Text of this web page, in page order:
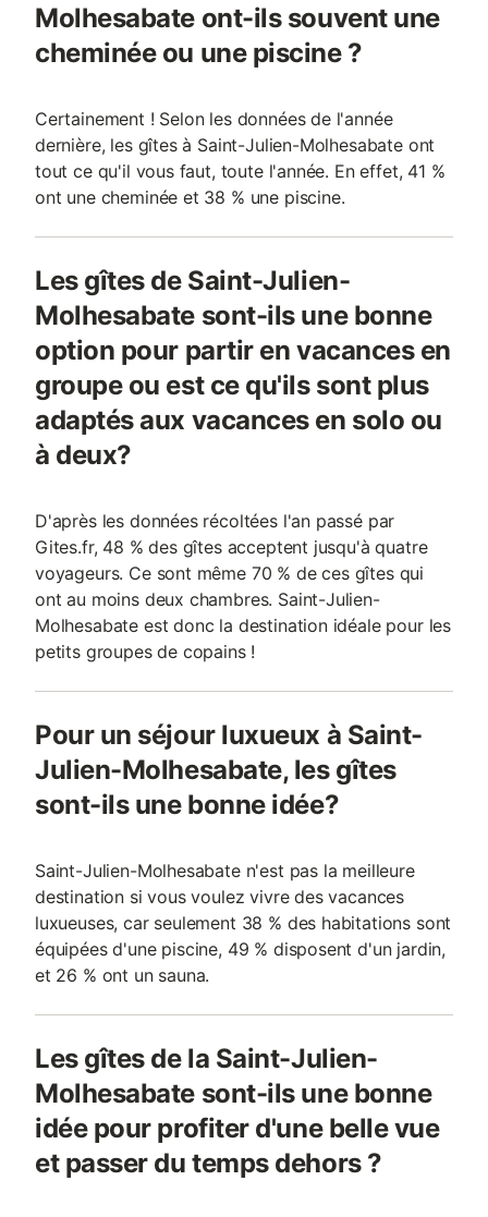
Molhesabate ont-ils souvent une
cheminée ou une piscine ?
Certainement ! Selon les données de l'année
dernière, les gîtes à Saint-Julien-Molhesabate ont
tout ce qu'il vous faut, toute l'année. En effet, 41 %
ont une cheminée et 38 % une piscine.
Les gîtes de Saint-Julien-
Molhesabate sont-ils une bonne
option pour partir en vacances en
groupe ou est ce qu'ils sont plus
adaptés aux vacances en solo ou
à deux?
D'après les données récoltées l'an passé par
Gites.fr, 48 % des gîtes acceptent jusqu'à quatre
voyageurs. Ce sont même 70 % de ces gîtes qui
ont au moins deux chambres. Saint-Julien-
Molhesabate est donc la destination idéale pour les
petits groupes de copains !
Pour un séjour luxueux à Saint-
Julien-Molhesabate, les gîtes
sont-ils une bonne idée?
Saint-Julien-Molhesabate n'est pas la meilleure
destination si vous voulez vivre des vacances
luxueuses, car seulement 38 % des habitations sont
équipées d'une piscine, 49 % disposent d'un jardin,
et 26 % ont un sauna.
Les gîtes de la Saint-Julien-
Molhesabate sont-ils une bonne
idée pour profiter d'une belle vue
et passer du temps dehors ?